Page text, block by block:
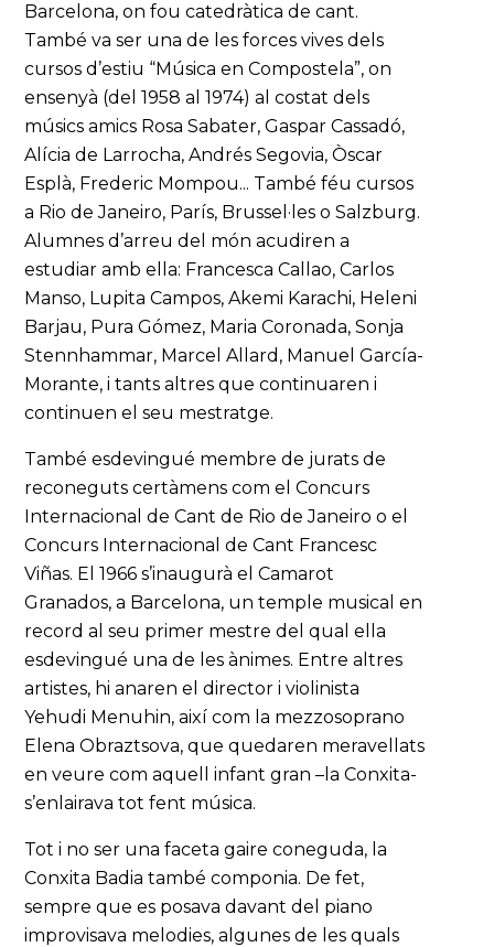
Barcelona, on fou catedràtica de cant.
També va ser una de les forces vives dels
cursos d’estiu “Música en Compostela”, on
ensenyà (del 1958 al 1974) al costat dels
músics amics Rosa Sabater, Gaspar Cassadó,
Alícia de Larrocha, Andrés Segovia, Òscar
Esplà, Frederic Mompou... També féu cursos
a Rio de Janeiro, París, Brussel·les o Salzburg.
Alumnes d’arreu del món acudiren a
estudiar amb ella: Francesca Callao, Carlos
Manso, Lupita Campos, Akemi Karachi, Heleni
Barjau, Pura Gómez, Maria Coronada, Sonja
Stennhammar, Marcel Allard, Manuel García-
Morante, i tants altres que continuaren i
continuen el seu mestratge.
També esdevingué membre de jurats de
reconeguts certàmens com el Concurs
Internacional de Cant de Rio de Janeiro o el
Concurs Internacional de Cant Francesc
Viñas. El 1966 s’inaugurà el Camarot
Granados, a Barcelona, un temple musical en
record al seu primer mestre del qual ella
esdevingué una de les ànimes. Entre altres
artistes, hi anaren el director i violinista
Yehudi Menuhin, així com la mezzosoprano
Elena Obraztsova, que quedaren meravellats
en veure com aquell infant gran –la Conxita-
s’enlairava tot fent música.
Tot i no ser una faceta gaire coneguda, la
Conxita Badia també componia. De fet,
sempre que es posava davant del piano
improvisava melodies, algunes de les quals